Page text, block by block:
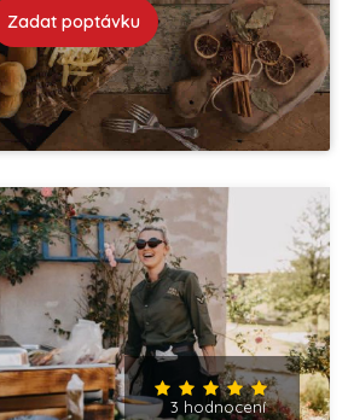
Zadat poptávku
3 hodnocení